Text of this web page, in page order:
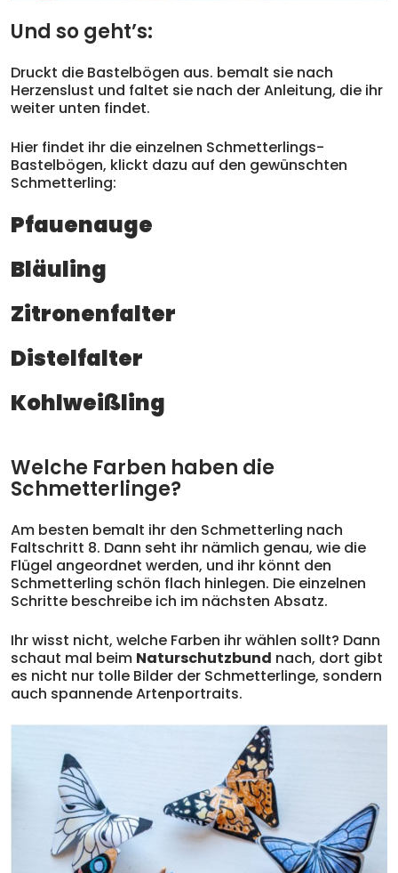
Und so geht’s:
Druckt die Bastelbögen aus. bemalt sie nach
Herzenslust und faltet sie nach der Anleitung, die ihr
weiter unten findet.
Hier findet ihr die einzelnen Schmetterlings-
Bastelbögen, klickt dazu auf den gewünschten
Schmetterling:
Pfauenauge
Bläuling
Zitronenfalter
Distelfalter
Kohlweißling
Welche Farben haben die
Schmetterlinge?
Am besten bemalt ihr den Schmetterling nach
Faltschritt 8. Dann seht ihr nämlich genau, wie die
Flügel angeordnet werden, und ihr könnt den
Schmetterling schön flach hinlegen. Die einzelnen
Schritte beschreibe ich im nächsten Absatz.
Ihr wisst nicht, welche Farben ihr wählen sollt? Dann
schaut mal beim Naturschutzbund nach, dort gibt
es nicht nur tolle Bilder der Schmetterlinge, sondern
auch spannende Artenportraits.